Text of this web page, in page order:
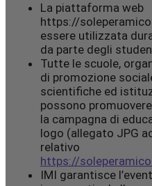
La piattaforma web
https://
essere utilizzata
da parte degli
Tutte le scuole,
di promozione
scientifiche ed
possono
la campagna di
logo (allegato JPG
relativo
https://
IMI garantisce